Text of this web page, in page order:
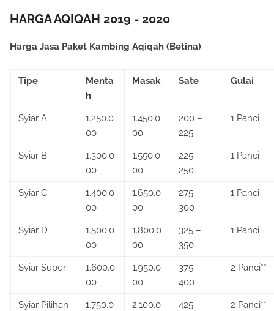
HARGA AQIQAH 2019 - 2020
Harga Jasa Paket Kambing Aqiqah (Betina)
Tipe
Menta
h
Masak Sate Gulai
Syiar A
1.250.0
00
1.450.0
00
200 –
225
1 Panci
Syiar B
1.300.0
00
1.550.0
00
225 –
250
1 Panci
Syiar C
1.400.0
00
1.650.0
00
275 –
300
1 Panci
Syiar D
1.500.0
00
1.800.0
00
325 –
350
1 Panci
Syiar Super
1.600.0
00
1.950.0
00
375 –
400
2 Panci**
Syiar Pilihan
1.750.0
2.100.0
425 –
2 Panci**